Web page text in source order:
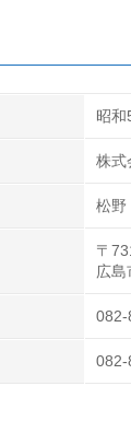
昭和
株式
松
〒
広島
082-
082-